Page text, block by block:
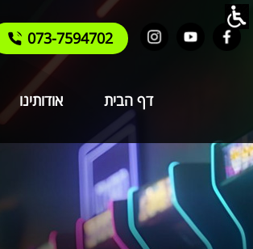
073-7594702
דף הבית אודותינו